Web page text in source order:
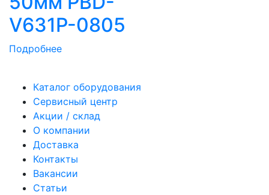
V631P-0805
Подробнее
Каталог оборудования
Сервисный центр
Акции / склад
О компании
Доставка
Контакты
Вакансии
Статьи